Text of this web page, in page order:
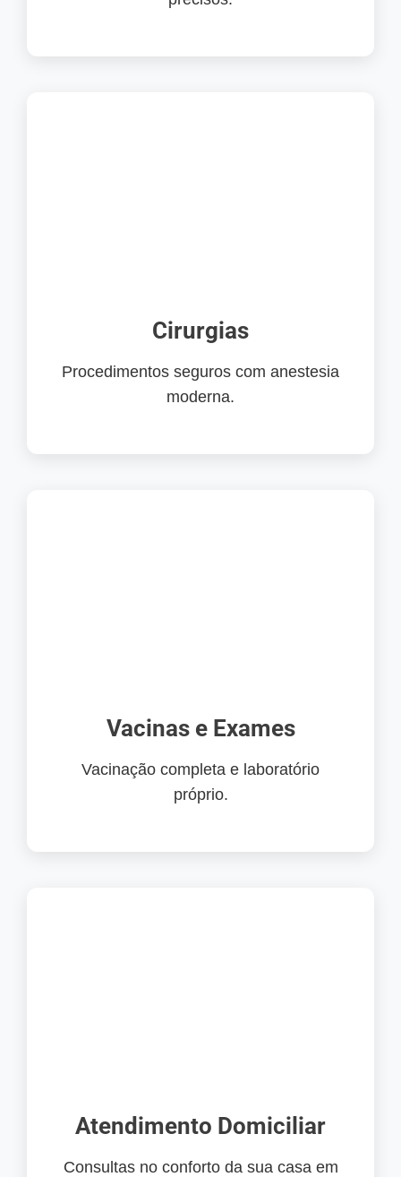
Cirurgias
Procedimentos seguros com anestesia
moderna.
Vacinas e Exames
Vacinação completa e laboratório
próprio.
Atendimento Domiciliar
Consultas no conforto da sua casa em